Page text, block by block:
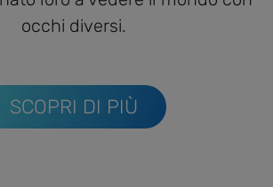
occhi diversi.
SCOPRI DI PIÙ